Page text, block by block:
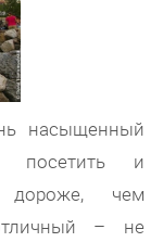
насыщенный
посетить и
чем
– не